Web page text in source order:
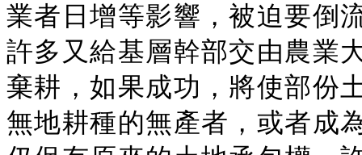
業者日增等影響，被迫要倒
許多又給基層幹部交由農業
棄耕，如果成功，將使部份
無地耕種的無產者，或者成